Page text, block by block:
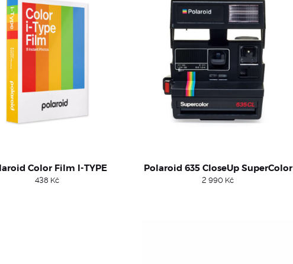
Color Film I-TYPE
438 Kč
Polaroid 635 CloseUp SuperColor
2 990 Kč